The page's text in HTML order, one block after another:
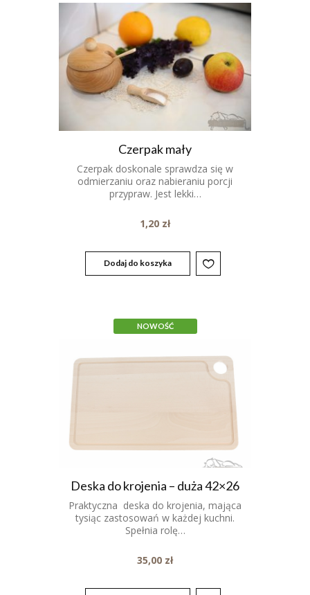
Czerpak mały
Czerpak doskonale sprawdza się w
odmierzaniu oraz nabieraniu porcji
przypraw. Jest lekki…
1,20 zł
Dodaj do koszyka
NOWOŚĆ
Deska do krojenia – duża 42×26
Praktyczna deska do krojenia, mająca
tysiąc zastosowań w każdej kuchni.
Spełnia rolę…
35,00 zł